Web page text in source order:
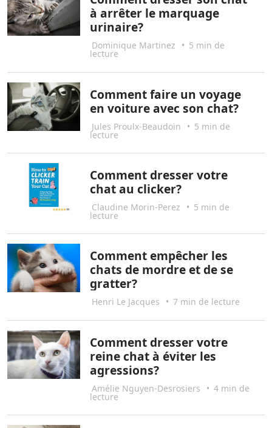
à arrêter le marquage
urinaire?
Dominique Martinez • 5 min de
lecture
Comment faire un voyage
en voiture avec son chat?
Jules Proulx-Beaudoin • 5 min de
lecture
Comment dresser votre
chat au clicker?
Claudine Morin-Perez • 5 min de
lecture
Comment empêcher les
chats de mordre et de se
gratter?
Henri Le Jacques • 7 min de lecture
Comment dresser votre
reine chat à éviter les
agressions?
Amélie Nguyen-Desrosiers • 4 min de
lecture